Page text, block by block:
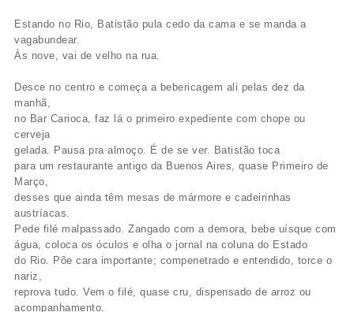
Estando no Rio, Batistão pula cedo da cama e se manda a
vagabundear.
Às nove, vai de velho na rua.
Desce no centro e começa a bebericagem ali pelas dez da
manhã,
no Bar Carioca, faz lá o primeiro expediente com chope ou
cerveja
gelada. Pausa pra almoço. É de se ver. Batistão toca
para um restaurante antigo da Buenos Aires, quase Primeiro de
Março,
desses que ainda têm mesas de mármore e cadeirinhas
austríacas.
Pede filé malpassado. Zangado com a demora, bebe uísque com
água, coloca os óculos e olha o jornal na coluna do Estado
do Rio. Põe cara importante; compenetrado e entendido, torce o
nariz,
reprova tudo. Vem o filé, quase cru, dispensado de arroz ou
acompanhamento.